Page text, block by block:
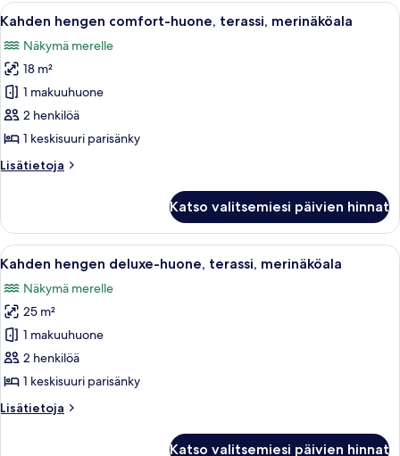
Avaa
kaikki
huonetyypin
Kahden
hengen
comfort-
huone,
merinäköala
Makuuhuone, jossa on sänky,
15
Kahden hengen comfort-huone, terassi, merinäköala
Näkymä merelle
18 m²
1 makuuhuone
2 henkilöä
1 keskisuuri parisänky
Lisätietoja
Lisätietoja
comfort-
huone,
terassi,
Katso valitsemiesi päivien hinnat
Avaa
kaikki
huonetyypin
Kahden
hengen
deluxe-
huone,
merinäköala
Makuuhuone, jossa on sänky,
17
Kahden hengen deluxe-huone, terassi, merinäköala
Näkymä merelle
25 m²
1 makuuhuone
2 henkilöä
1 keskisuuri parisänky
Lisätietoja
Lisätietoja
Katso valitsemiesi päivien hinnat